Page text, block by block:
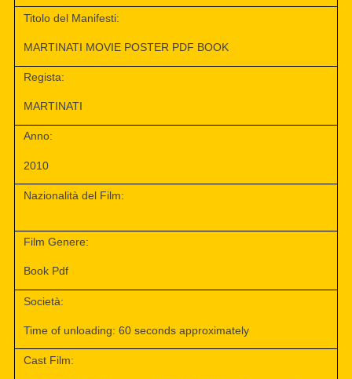
Titolo del Manifesti:
MARTINATI MOVIE POSTER PDF BOOK
Regista:
MARTINATI
Anno:
2010
Nazionalità del Film:
Film Genere:
Book Pdf
Società:
Time of unloading: 60 seconds approximately
Cast Film: